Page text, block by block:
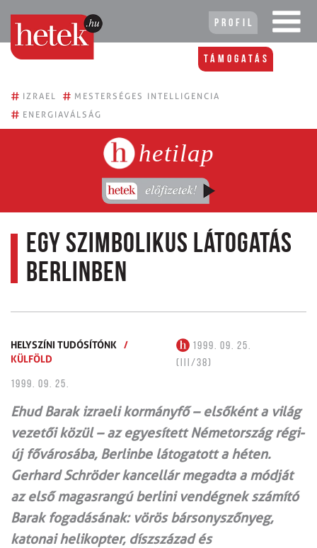
Profil
Támogatás
# IZRAEL # MESTERSÉGES INTELLIGENCIA
# ENERGIAVÁLSÁG
hetilap
Egy szimbolikus látogatás
Berlinben
HELYSZÍNI TUDÓSÍTÓNK
/
KÜLFÖLD
1999. 09. 25.
(III/38)
1999. 09. 25.
Ehud Barak izraeli kormányfő – elsőként a világ
vezetői közül – az egyesített Németország régi-
új fővárosába, Berlinbe látogatott a héten.
Gerhard Schröder kancellár megadta a módját
az első magasrangú berlini vendégnek számító
Barak fogadásának: vörös bársonyszőnyeg,
katonai helikopter, díszszázad és